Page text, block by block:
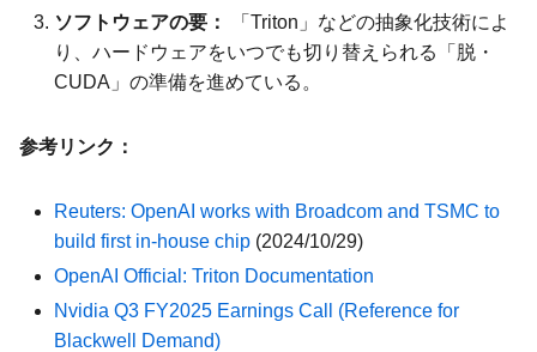
ソフトウェアの要：
「Triton」などの抽象化技術によ
り、ハードウェアをいつでも切り替えられる「脱・
CUDA」の準備を進めている。
参考リンク：
Reuters: OpenAI works with Broadcom and TSMC to
build first in-house chip (2024/10/29)
OpenAI Official: Triton Documentation
Nvidia Q3 FY2025 Earnings Call (Reference for
Blackwell Demand)